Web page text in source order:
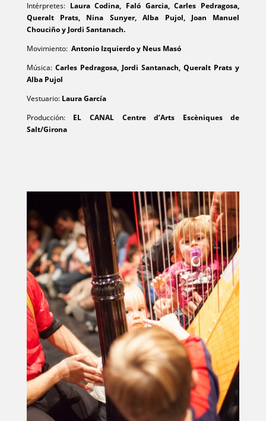
Intérpretes:Laura Codina, Faló Garcia, Carles Pedragosa,
Queralt Prats, Nina Sunyer, Alba Pujol, Joan Manuel
Chouciño y Jordi Santanach.
Movimiento: Antonio Izquierdo y Neus Masó
Música: Carles Pedragosa, Jordi Santanach, Queralt Prats y
Alba Pujol
Vestuario: Laura García
Producción: EL CANAL Centre d’Arts Escèniques de
Salt/Girona